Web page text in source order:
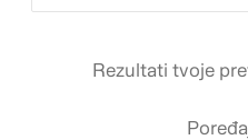
Rezultati tvoje